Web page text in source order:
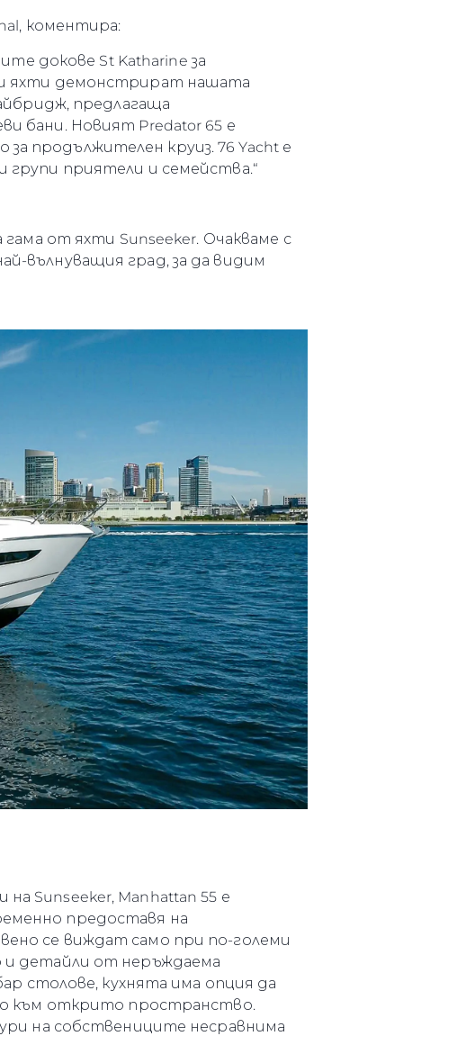
коментира:
докове St Katharine за
яхти демонстрират нашата
предлагаща
бани. Новият Predator 65 е
продължителен круиз. 76 Yacht е
приятели и семейства.“
от яхти Sunseeker. Очакваме с
вълнуващия град, за да видим
Sunseeker, Manhattan 55 е
предоставя на
се виждат само при по-големи
и детайли от неръждаема
столове, кухнята има опция да
към открито пространство.
на собствениците несравнима
Яхти